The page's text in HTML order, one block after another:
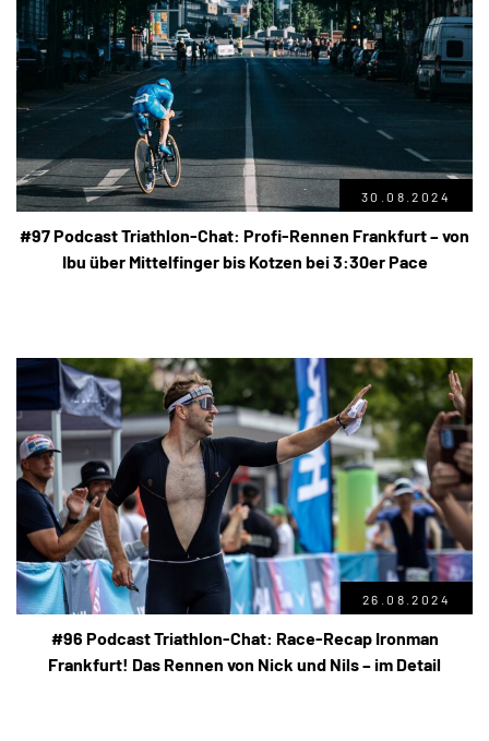
30.08.2024
#97 Podcast Triathlon-Chat: Profi-Rennen Frankfurt – von
Ibu über Mittelfinger bis Kotzen bei 3:30er Pace
26.08.2024
#96 Podcast Triathlon-Chat: Race-Recap Ironman
Frankfurt! Das Rennen von Nick und Nils – im Detail